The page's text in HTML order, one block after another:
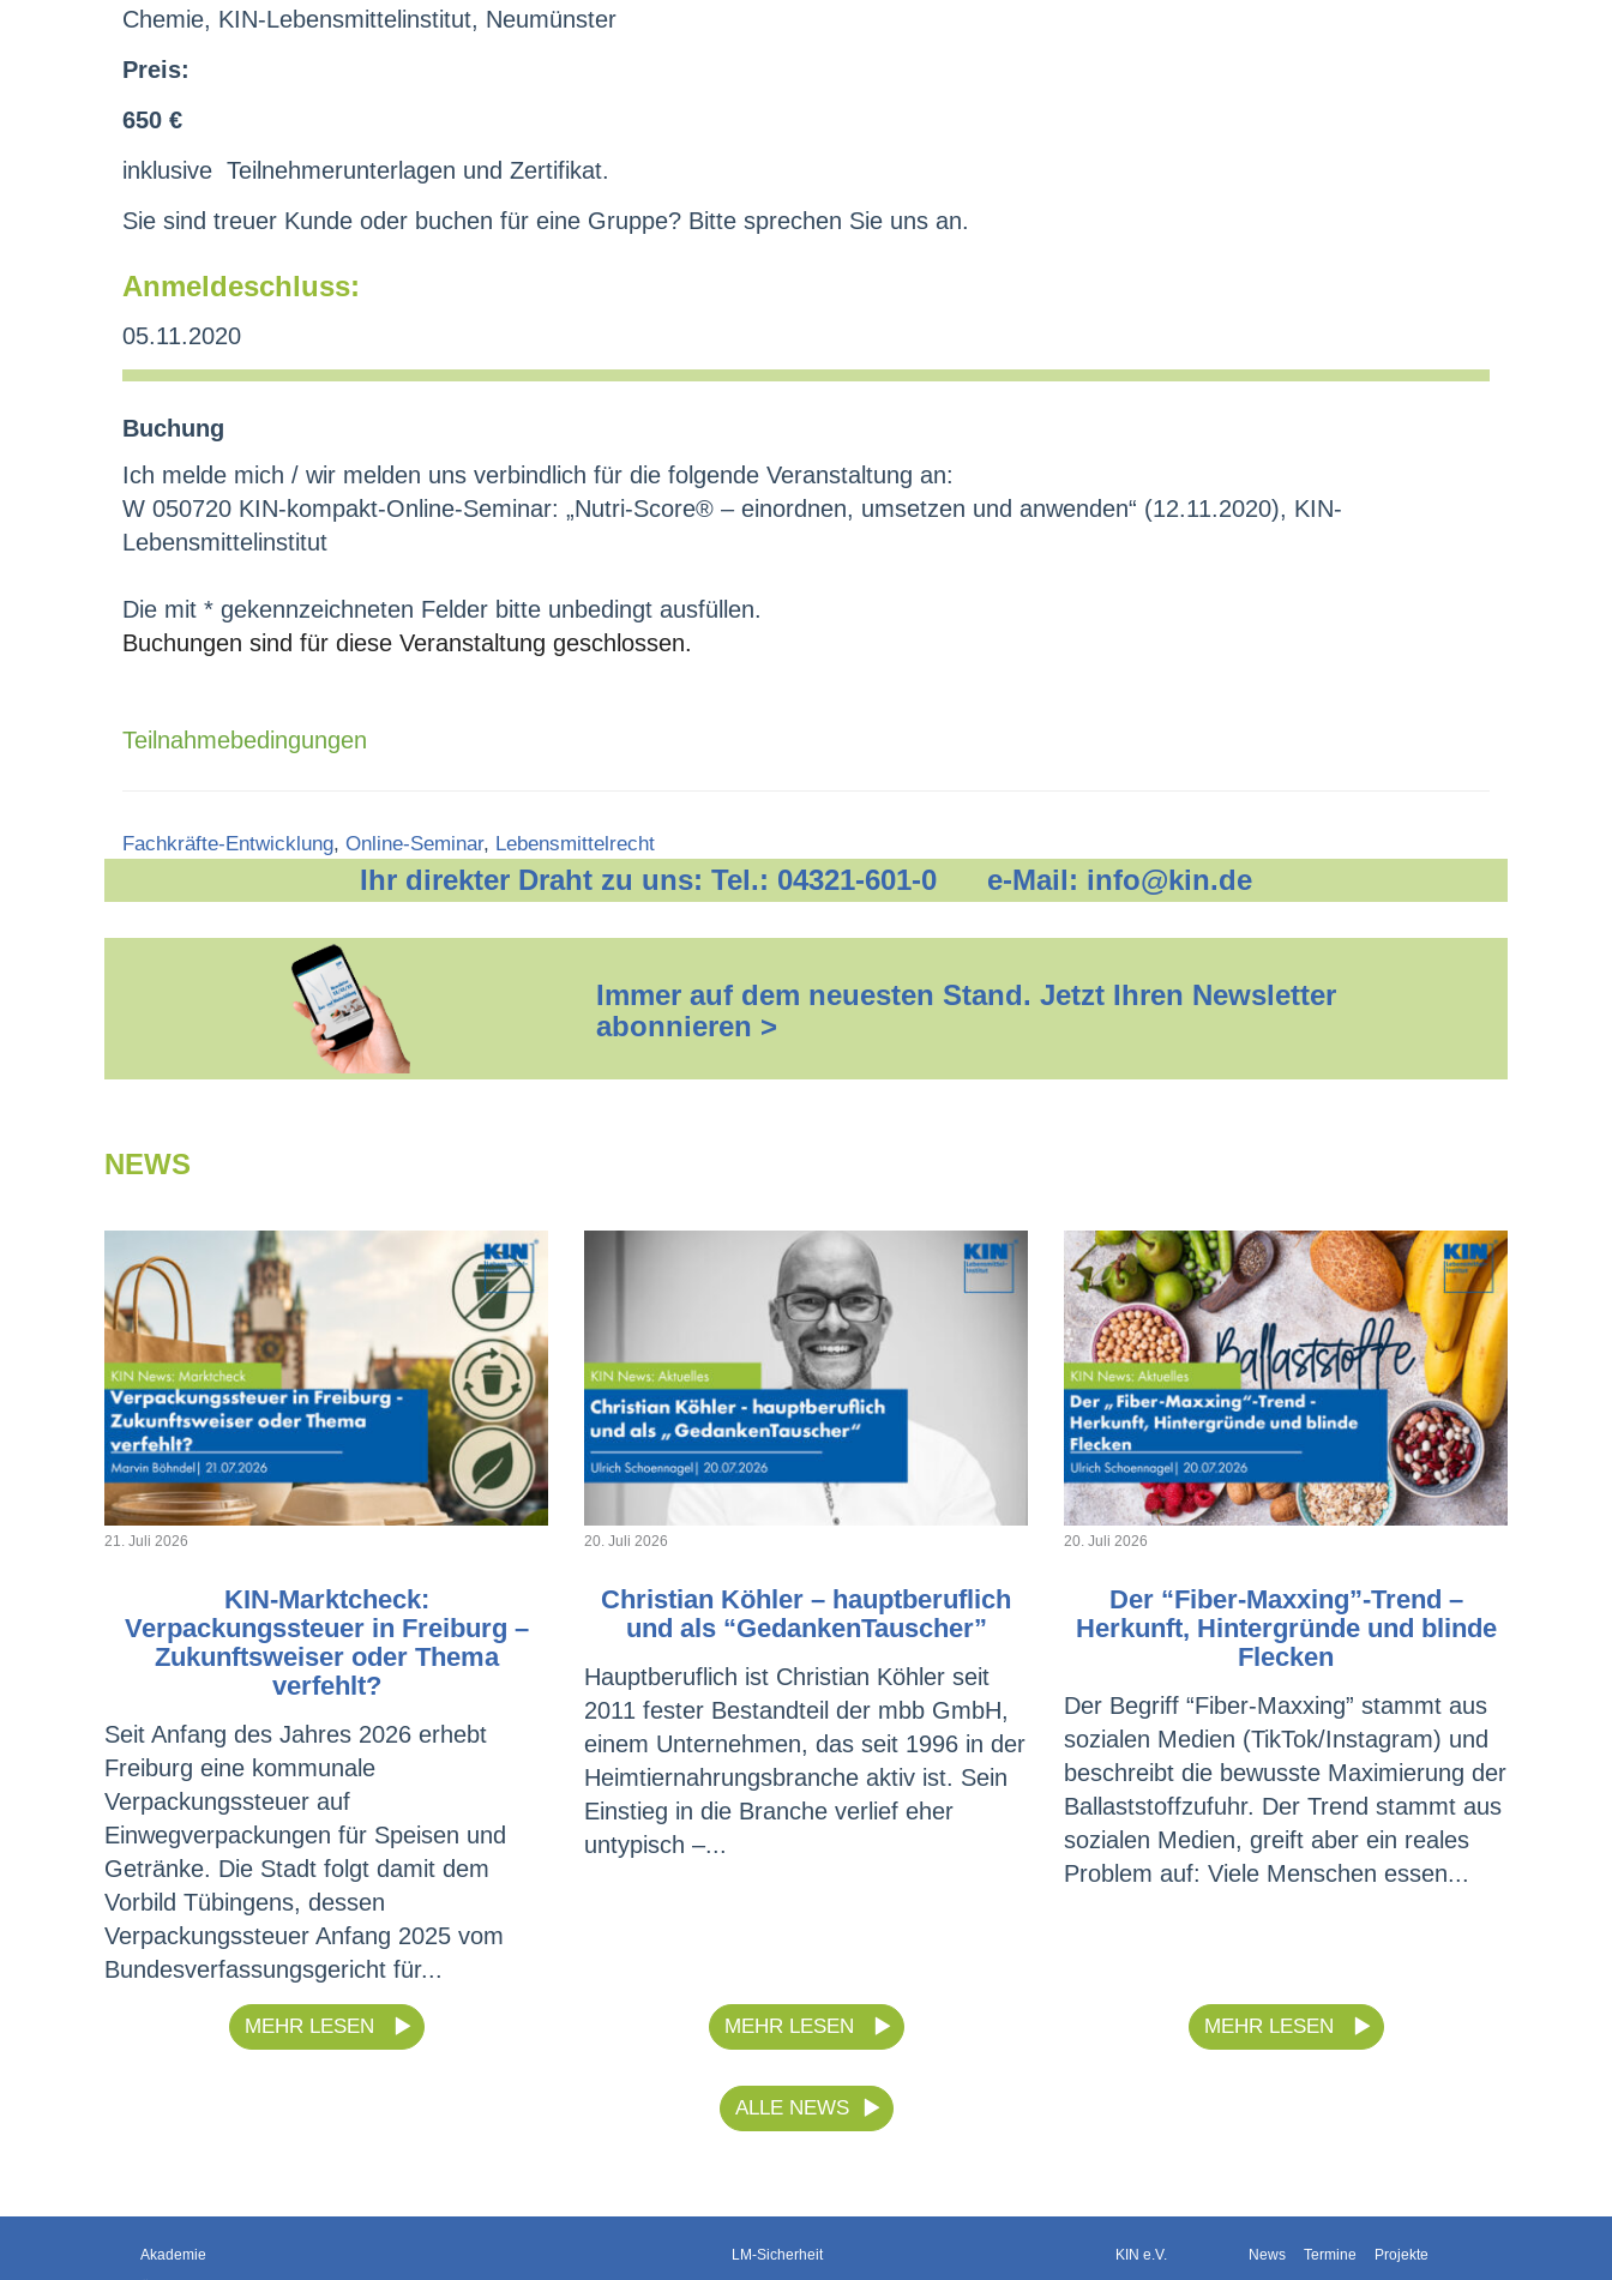
Chemie, KIN-Lebensmittelinstitut, Neumünster
Preis:
650 €
inklusive Teilnehmerunterlagen und Zertifikat.
Sie sind treuer Kunde oder buchen für eine Gruppe? Bitte sprechen Sie uns an.
Anmeldeschluss:
05.11.2020
Buchung
Ich melde mich / wir melden uns verbindlich für die folgende Veranstaltung an:
W 050720 KIN-kompakt-Online-Seminar: „Nutri-Score® – einordnen, umsetzen und anwenden“ (12.11.2020), KIN-
Lebensmittelinstitut
Die mit * gekennzeichneten Felder bitte unbedingt ausfüllen.
Buchungen sind für diese Veranstaltung geschlossen.
Teilnahmebedingungen
Categories
Fachkräfte-Entwicklung, Online-Seminar, Lebensmittelrecht
Ihr direkter Draht zu uns: Tel.: 04321-601-0 e-Mail: info@kin.de
Immer auf dem neuesten Stand. Jetzt Ihren Newsletter
abonnieren >
NEWS
21. Juli 2026
KIN-Marktcheck:
Verpackungssteuer in Freiburg –
Zukunftsweiser oder Thema
verfehlt?
Seit Anfang des Jahres 2026 erhebt
Freiburg eine kommunale
Verpackungssteuer auf
Einwegverpackungen für Speisen und
Getränke. Die Stadt folgt damit dem
Vorbild Tübingens, dessen
Verpackungssteuer Anfang 2025 vom
Bundesverfassungsgericht für...
MEHR LESEN
20. Juli 2026
Christian Köhler – hauptberuflich
und als “GedankenTauscher”
Hauptberuflich ist Christian Köhler seit
2011 fester Bestandteil der mbb GmbH,
einem Unternehmen, das seit 1996 in der
Heimtiernahrungsbranche aktiv ist. Sein
Einstieg in die Branche verlief eher
untypisch –...
MEHR LESEN
20. Juli 2026
Der “Fiber-Maxxing”-Trend –
Herkunft, Hintergründe und blinde
Flecken
Der Begriff “Fiber-Maxxing” stammt aus
sozialen Medien (TikTok/Instagram) und
beschreibt die bewusste Maximierung der
Ballaststoffzufuhr. Der Trend stammt aus
sozialen Medien, greift aber ein reales
Problem auf: Viele Menschen essen...
MEHR LESEN
ALLE NEWS
Akademie LM-Sicherheit KIN e.V. News Termine Projekte